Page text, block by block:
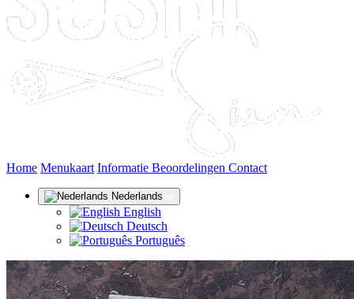
Home Menukaart Informatie Beoordelingen (huidige)
Contact
Nederlands
English
Deutsch
Português